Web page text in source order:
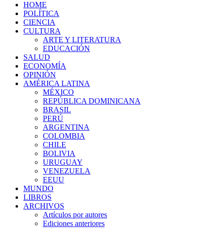
HOME
POLÍTICA
CIENCIA
CULTURA
ARTE Y LITERATURA
EDUCACIÓN
SALUD
ECONOMÍA
OPINIÓN
AMÉRICA LATINA
MÉXICO
REPÚBLICA DOMINICANA
BRASIL
PERÚ
ARGENTINA
COLOMBIA
CHILE
BOLIVIA
URUGUAY
VENEZUELA
EEUU
MUNDO
LIBROS
ARCHIVOS
Artículos por autores
Ediciones anteriores